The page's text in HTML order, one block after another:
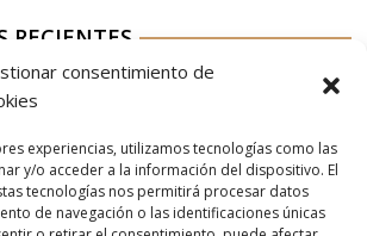
consentimiento de
experiencias, utilizamos tecnologías como las
y/o acceder a la información del dispositivo. El
tecnologías nos permitirá procesar datos
de navegación o las identificaciones únicas
RECIENTES
de Tao 2023
Vermouth Rojo
Rojo